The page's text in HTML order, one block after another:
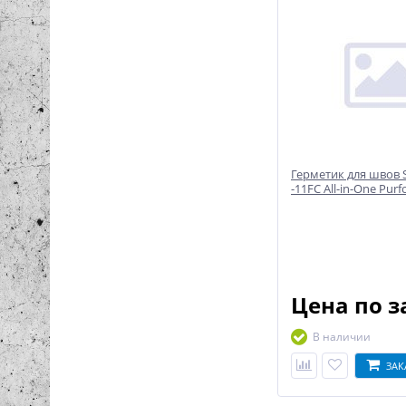
Герметик для швов
-11FC All-in-One
Цена по
В наличии